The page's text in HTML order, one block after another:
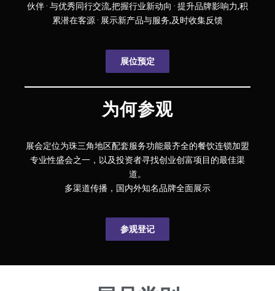
伙伴 · 与优秀同行交流,把握行业新动向 · 提升品牌影响力,积
累潜在客源 · 展示新产品与服务,及时收集反馈
展位预定
为何参观
展会定位为珠三角地区配套服务功能最齐全的餐饮连锁加盟
专业性盛会之一，以及投资者寻找创业创富项目的最佳渠
道。
多渠道传播，国内外知名品牌全面展示
参观登记